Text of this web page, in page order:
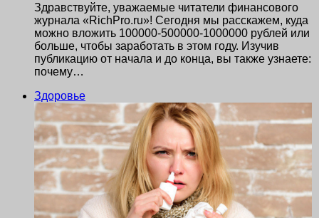
Здравствуйте, уважаемые читатели финансового
журнала «RichPro.ru»! Сегодня мы расскажем, куда
можно вложить 100000-500000-1000000 рублей или
больше, чтобы заработать в этом году. Изучив
публикацию от начала и до конца, вы также узнаете:
почему…
Здоровье